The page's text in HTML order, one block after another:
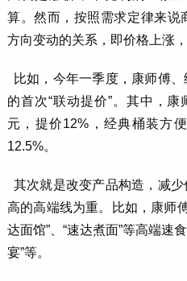
算。然而，按照需求定律来说
方向变动的关系，即价格上涨
比如，今年一季度，康师傅
的首次“联动提价”。其中，
元，提价12%，经典桶装方
12.5%。
其次就是改变产品构造，减
高的高端线为重。比如，康师
达面馆”、“速达煮面”等高端速
宴”等。